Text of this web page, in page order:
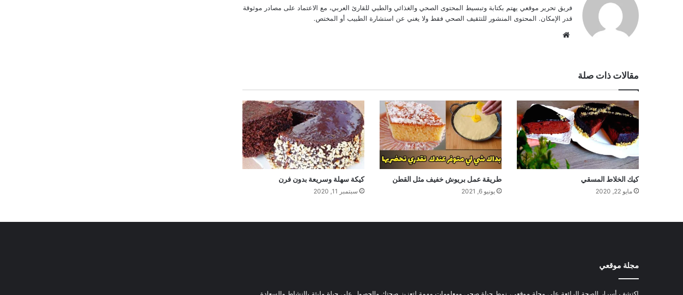
فريق تحرير موقعي يهتم بكتابة وتبسيط المحتوى الصحي والغذائي والطبي للقارئ العربي، مع الاعتماد على مصادر موثوقة
قدر الإمكان. المحتوى المنشور للتثقيف الصحي فقط ولا يغني عن استشارة الطبيب أو المختص.
مقالات ذات صلة
كيك الخلاط المسقي
مايو 22, 2020
طريقة عمل بريوش خفيف مثل القطن
يونيو 6, 2021
كيكة سهلة وسريعة بدون فرن
سبتمبر 11, 2020
مجلة موقعي